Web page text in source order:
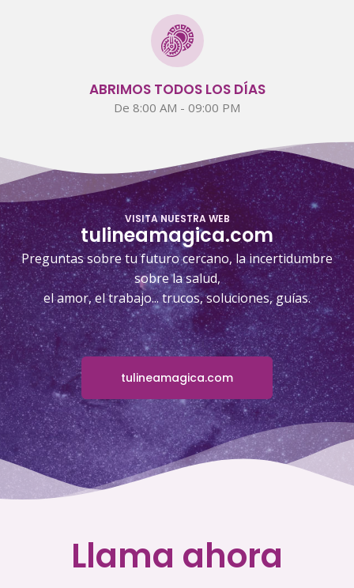
ABRIMOS TODOS LOS DÍAS
De 8:00 AM - 09:00 PM
VISITA NUESTRA WEB
tulineamagica.com
Preguntas sobre tu futuro cercano, la incertidumbre
sobre la salud,
el amor, el trabajo... trucos, soluciones, guías.
tulineamagica.com
Llama ahora